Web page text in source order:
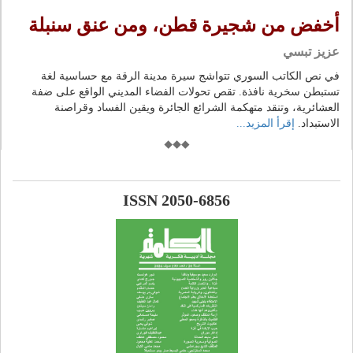
أخفض من شجيرة قطن، ومن عنق سنبلة
عزيز تبسي
في نص الكاتب السوري تتواشج سيرة مدينة الرقة مع حساسية لغة
تستبطن سخرية نافذة. تقص تحولات الفضاء المديني الواقع على ضفة
العشائرية، وتنقد متهكمة الشرائع الجائرة ويقين الفساد وقراصنة
الاستبداد.
إقرأ المزيد...
ISSN 2050-6856